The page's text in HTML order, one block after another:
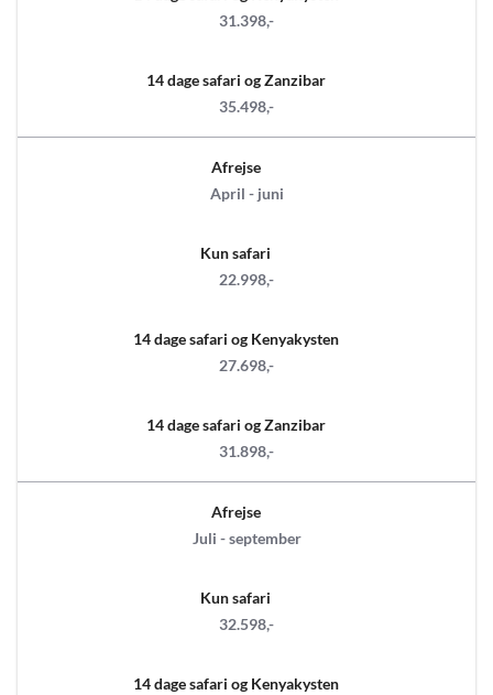
31.398,-
14 dage safari og Zanzibar
35.498,-
Afrejse
April - juni
Kun safari
22.998,-
14 dage safari og Kenyakysten
27.698,-
14 dage safari og Zanzibar
31.898,-
Afrejse
Juli - september
Kun safari
32.598,-
14 dage safari og Kenyakysten